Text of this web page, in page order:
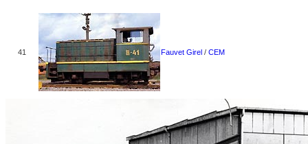
41 Fauvet Girel / CEM